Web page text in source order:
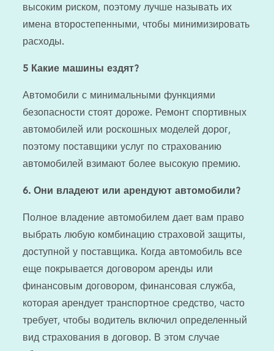
высоким риском, поэтому лучше называть их
имена второстепенными, чтобы минимизировать
расходы.
5 Какие машины ездят?
Автомобили с минимальными функциями
безопасности стоят дороже. Ремонт спортивных
автомобилей или роскошных моделей дорог,
поэтому поставщики услуг по страхованию
автомобилей взимают более высокую премию.
6.Они владеют или арендуют автомобили?
Полное владение автомобилем дает вам право
выбрать любую комбинацию страховой защиты,
доступной у поставщика. Когда автомобиль все
еще покрывается договором аренды или
финансовым договором, финансовая служба,
которая арендует транспортное средство, часто
требует, чтобы водитель включил определенный
вид страхования в договор. В этом случае